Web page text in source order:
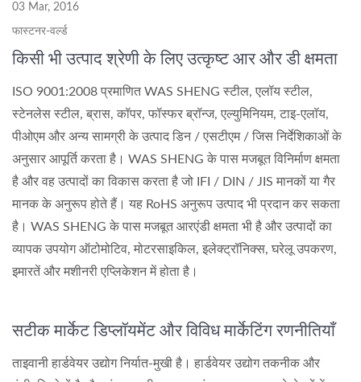
03 Mar, 2016
फास्टनर-वर्ल्ड
किसी भी उत्पाद श्रेणी के लिए उत्कृष्ट आर और डी क्षमता
ISO 9001:2008 प्रमाणित WAS SHENG स्टील, एलॉय स्टील,
स्टेनलेस स्टील, ब्रास, कॉपर, फॉस्फर ब्रॉन्ज, एल्युमिनियम, टाइ-एलॉय,
पीओएम और अन्य सामग्री के उत्पाद डिन / एसटीएम / जिस निर्देशिकाओं के
अनुसार आपूर्ति करता है। WAS SHENG के पास मजबूत विनिर्माण क्षमता
है और वह उत्पादों का विकास करता है जो IFI / DIN / JIS मानकों या गैर
मानक के अनुरूप होते हैं। यह RoHS अनुरूप उत्पाद भी प्रदान कर सकता
है। WAS SHENG के पास मजबूत आरएंडी क्षमता भी है और उत्पादों का
व्यापक उपयोग ऑटोमोटिव, मोटरसाइकिल, इलेक्ट्रॉनिक्स, घरेलू उपकरण,
इमारतें और मशीनरी एप्लिकेशन में होता है।
सटीक मार्केट डिप्लॉयमेंट और विविध मार्केटिंग रणनीतियाँ
ताइवानी हार्डवेयर उद्योग निर्यात-मुखी है। हार्डवेयर उद्योग तकनीक और